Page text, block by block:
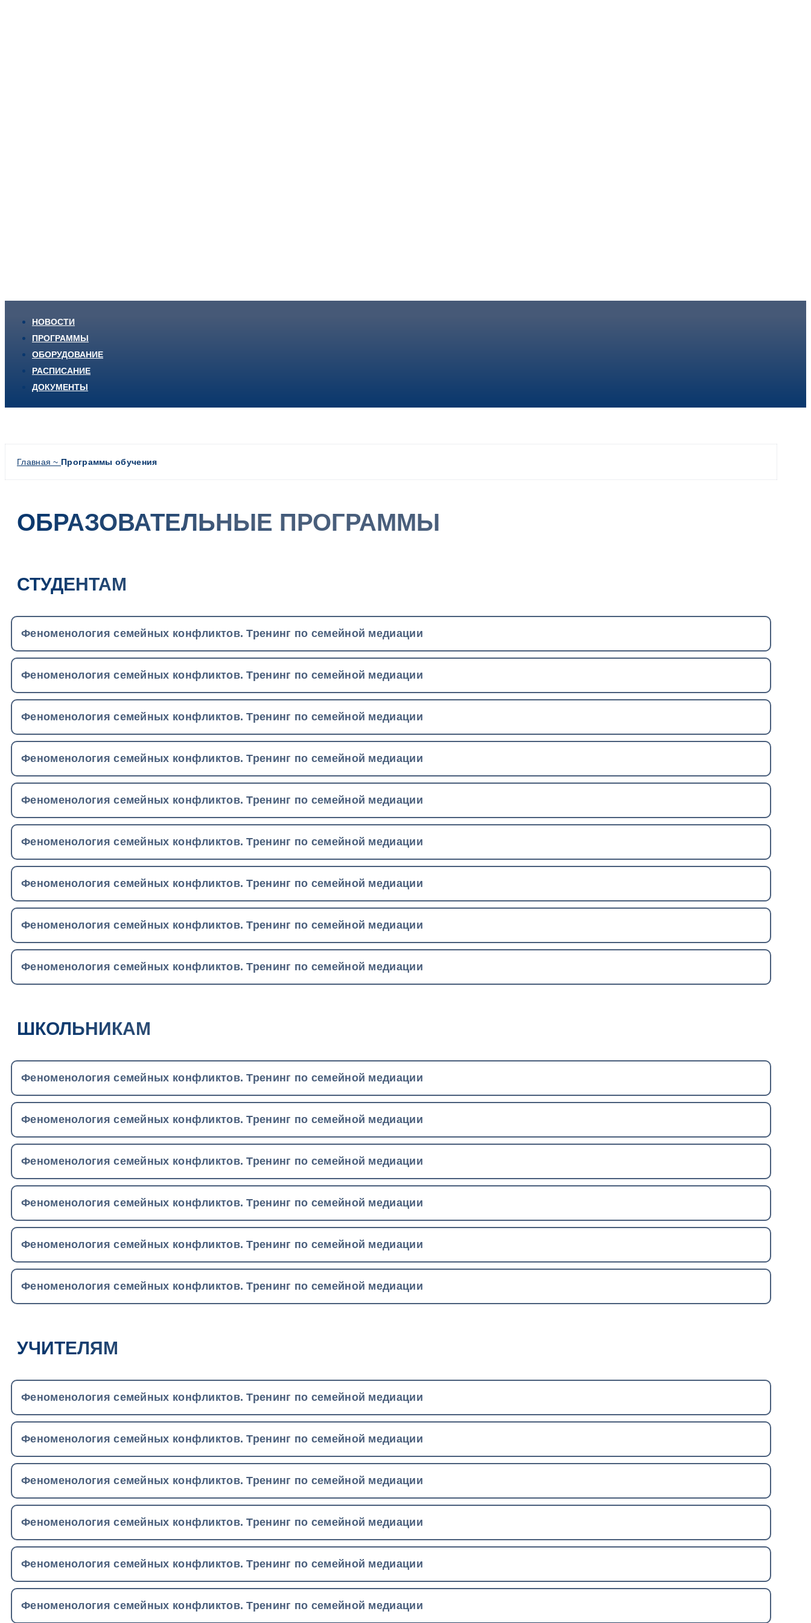
НОВОСТИ
ПРОГРАММЫ
ОБОРУДОВАНИЕ
РАСПИСАНИЕ
ДОКУМЕНТЫ
Главная ~ Программы обучения
ОБРАЗОВАТЕЛЬНЫЕ ПРОГРАММЫ
СТУДЕНТАМ
Феноменология семейных конфликтов. Тренинг по семейной медиации
Феноменология семейных конфликтов. Тренинг по семейной медиации
Феноменология семейных конфликтов. Тренинг по семейной медиации
Феноменология семейных конфликтов. Тренинг по семейной медиации
Феноменология семейных конфликтов. Тренинг по семейной медиации
Феноменология семейных конфликтов. Тренинг по семейной медиации
Феноменология семейных конфликтов. Тренинг по семейной медиации
Феноменология семейных конфликтов. Тренинг по семейной медиации
Феноменология семейных конфликтов. Тренинг по семейной медиации
ШКОЛЬНИКАМ
Феноменология семейных конфликтов. Тренинг по семейной медиации
Феноменология семейных конфликтов. Тренинг по семейной медиации
Феноменология семейных конфликтов. Тренинг по семейной медиации
Феноменология семейных конфликтов. Тренинг по семейной медиации
Феноменология семейных конфликтов. Тренинг по семейной медиации
Феноменология семейных конфликтов. Тренинг по семейной медиации
УЧИТЕЛЯМ
Феноменология семейных конфликтов. Тренинг по семейной медиации
Феноменология семейных конфликтов. Тренинг по семейной медиации
Феноменология семейных конфликтов. Тренинг по семейной медиации
Феноменология семейных конфликтов. Тренинг по семейной медиации
Феноменология семейных конфликтов. Тренинг по семейной медиации
Феноменология семейных конфликтов. Тренинг по семейной медиации